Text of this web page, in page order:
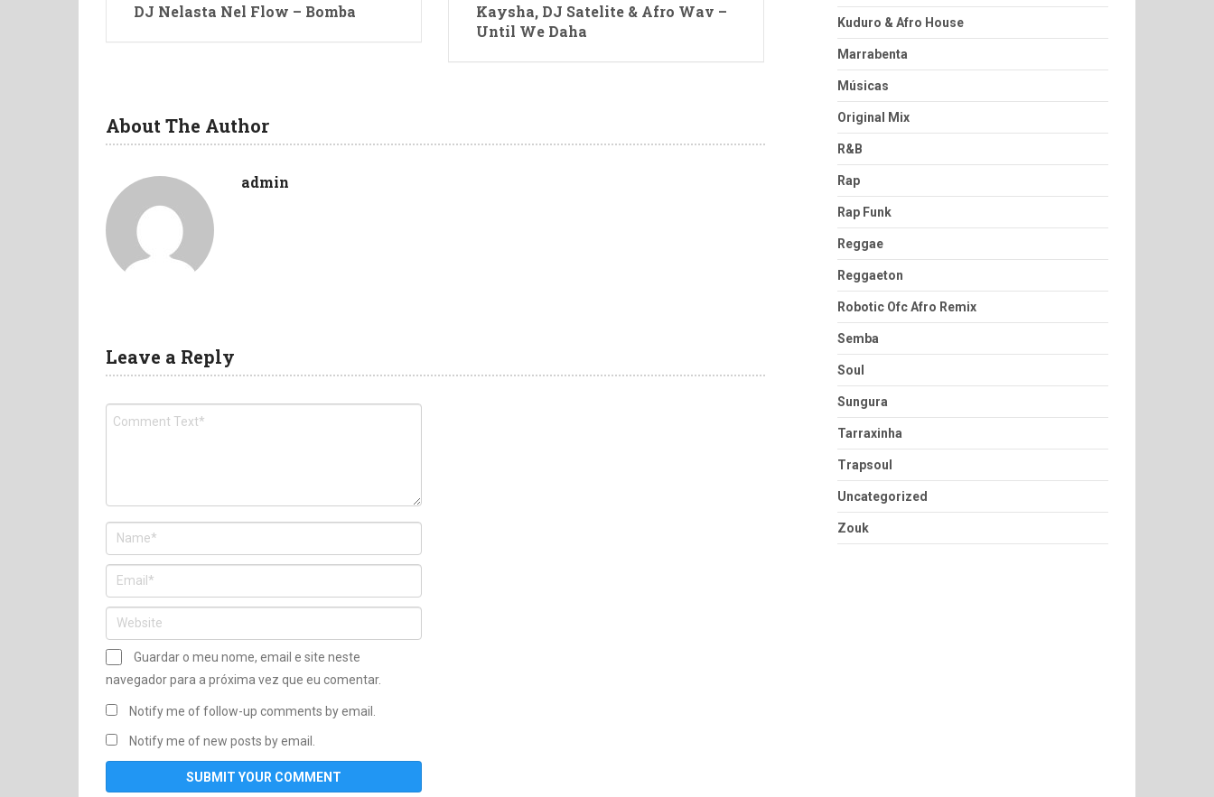
DJ Nelasta Nel Flow – Bomba
Kaysha, DJ Satelite & Afro Wav –
Until We Daha
About The Author
admin
Leave a Reply
Guardar o meu nome, email e site neste
navegador para a próxima vez que eu comentar.
Notify me of follow-up comments by email.
Notify me of new posts by email.
Kuduro & Afro House
Marrabenta
Músicas
Original Mix
R&B
Rap
Rap Funk
Reggae
Reggaeton
Robotic Ofc Afro Remix
Semba
Soul
Sungura
Tarraxinha
Trapsoul
Uncategorized
Zouk